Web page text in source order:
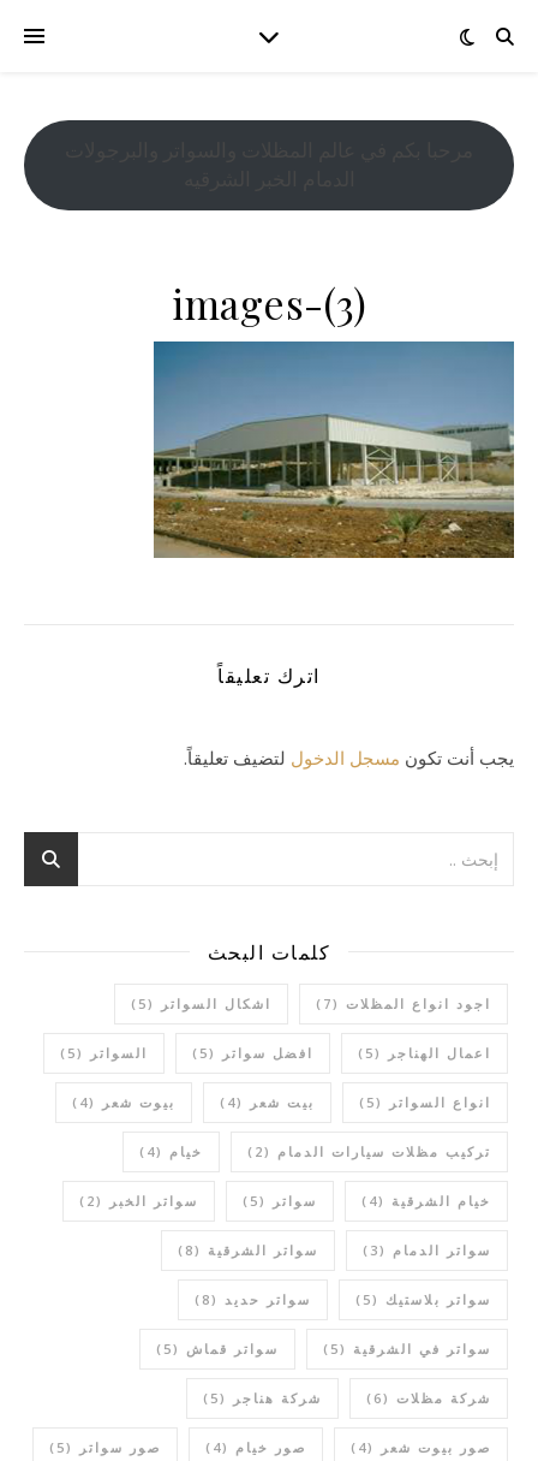
images-(3)
اترك تعليقاً
يجب أنت تكون مسجل الدخول لتضيف تعليقاً.
كلمات البحث
اجود انواع المظلات (7) اشكال السواتر (5)
اعمال الهناجر (5) افضل سواتر (5) السواتر (5)
انواع السواتر (5) بيت شعر (4) بيوت شعر (4)
تركيب مظلات سيارات الدمام (2) خيام (4)
خيام الشرقية (4) سواتر (5) سواتر الخبر (2)
سواتر الدمام (3) سواتر الشرقية (8)
سواتر بلاستيك (5) سواتر حديد (8)
سواتر في الشرقية (5) سواتر قماش (5)
شركة مظلات (6) شركة هناجر (5)
صور بيوت شعر (4) صور خيام (4) صور سواتر (5)